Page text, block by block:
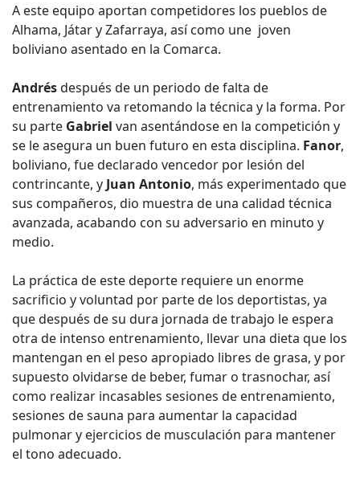
A este equipo aportan competidores los pueblos de
Alhama, Játar y Zafarraya, así como une joven
boliviano asentado en la Comarca.
Andrésdespués de un periodo de falta de
entrenamiento va retomando la técnica y la forma. Por
su parte Gabriel van asentándose en la competición y
se le asegura un buen futuro en esta disciplina. Fanor,
boliviano, fue declarado vencedor por lesión del
contrincante, y Juan Antonio, más experimentado que
sus compañeros, dio muestra de una calidad técnica
avanzada, acabando con su adversario en minuto y
medio.
La práctica de este deporte requiere un enorme
sacrificio y voluntad por parte de los deportistas, ya
que después de su dura jornada de trabajo le espera
otra de intenso entrenamiento, llevar una dieta que los
mantengan en el peso apropiado libres de grasa, y por
supuesto olvidarse de beber, fumar o trasnochar, así
como realizar incasables sesiones de entrenamiento,
sesiones de sauna para aumentar la capacidad
pulmonar y ejercicios de musculación para mantener
el tono adecuado.